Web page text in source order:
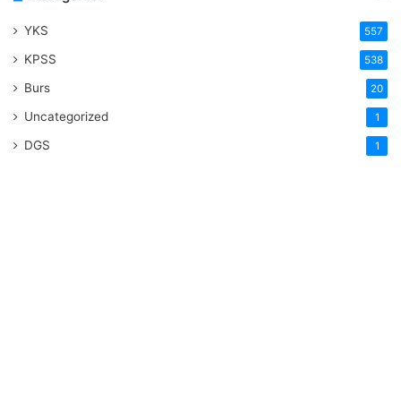
YKS 557
KPSS 538
Burs 20
Uncategorized 1
DGS 1